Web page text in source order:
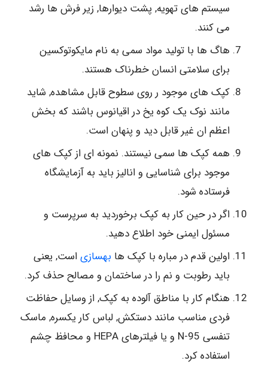
سیستم های تهویه, پشت دیوارها, زیر فرش ها رشد
می کنند.
هاگ ها با تولید مواد سمی به نام مایکوتوکسین
برای سلامتی انسان خطرناک هستند.
کپک های موجود ر روی سطوح قابل مشاهده, شاید
مانند نوک یک کوه یخ در اقیانوس باشند که بخش
اعظم ان غیر قابل دید و پنهان است.
همه کپک ها سمی نیستند. نمونه ای از کپک های
موجود برای شناسایی و انالیز باید به آزمایشگاه
فرستاده شود.
اگر در حین کار به کپک برخوردید به سرپرست و
مسئول ایمنی خود اطلاع دهید.
اولین قدم در مباره با کپک ها بهسازیاست, یعنی
باید رطوبت و نم را در ساختمان و مصالح حذف کرد.
هنگام کار با مناطق آلوده به کپک, از وسایل حفاظت
فردی مناسب مانند دستکش, لباس کار یکسره, ماسک
تنفسی N-95 و یا فیلترهای HEPA و محافظ چشم
استفاده کرد.